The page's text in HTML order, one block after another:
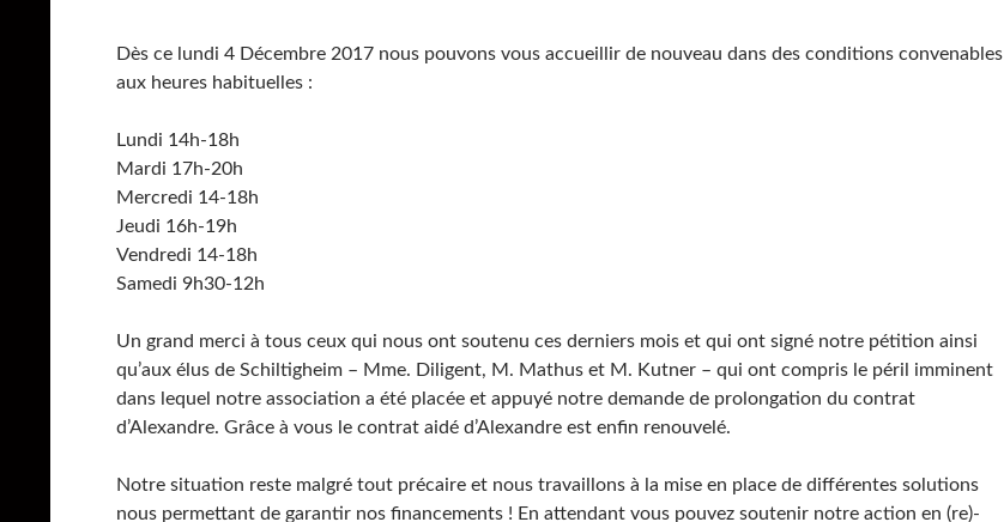
Dès ce lundi 4 Décembre 2017 nous pouvons vous accueillir de nouveau dans des conditions convenables
aux heures habituelles :
Lundi 14h-18h
Mardi 17h-20h
Mercredi 14-18h
Jeudi 16h-19h
Vendredi 14-18h
Samedi 9h30-12h
Un grand merci à tous ceux qui nous ont soutenu ces derniers mois et qui ont signé notre pétition ainsi
qu’aux élus de Schiltigheim – Mme. Diligent, M. Mathus et M. Kutner – qui ont compris le péril imminent
dans lequel notre association a été placée et appuyé notre demande de prolongation du contrat
d’Alexandre. Grâce à vous le contrat aidé d’Alexandre est enfin renouvelé.
Notre situation reste malgré tout précaire et nous travaillons à la mise en place de différentes solutions
nous permettant de garantir nos financements ! En attendant vous pouvez soutenir notre action en (re)-